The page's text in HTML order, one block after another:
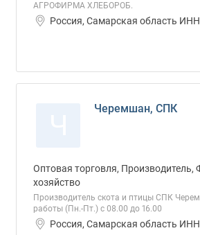
АГРОФИРМА ХЛЕБОРОБ.
Россия, Самарская область
Черемшан, СПК
Оптовая торговля, Производитель,
хозяйство
Производитель скота и птицы СПК
работы (Пн.-Пт.) с 08.00 до 16.00
Россия, Самарская область